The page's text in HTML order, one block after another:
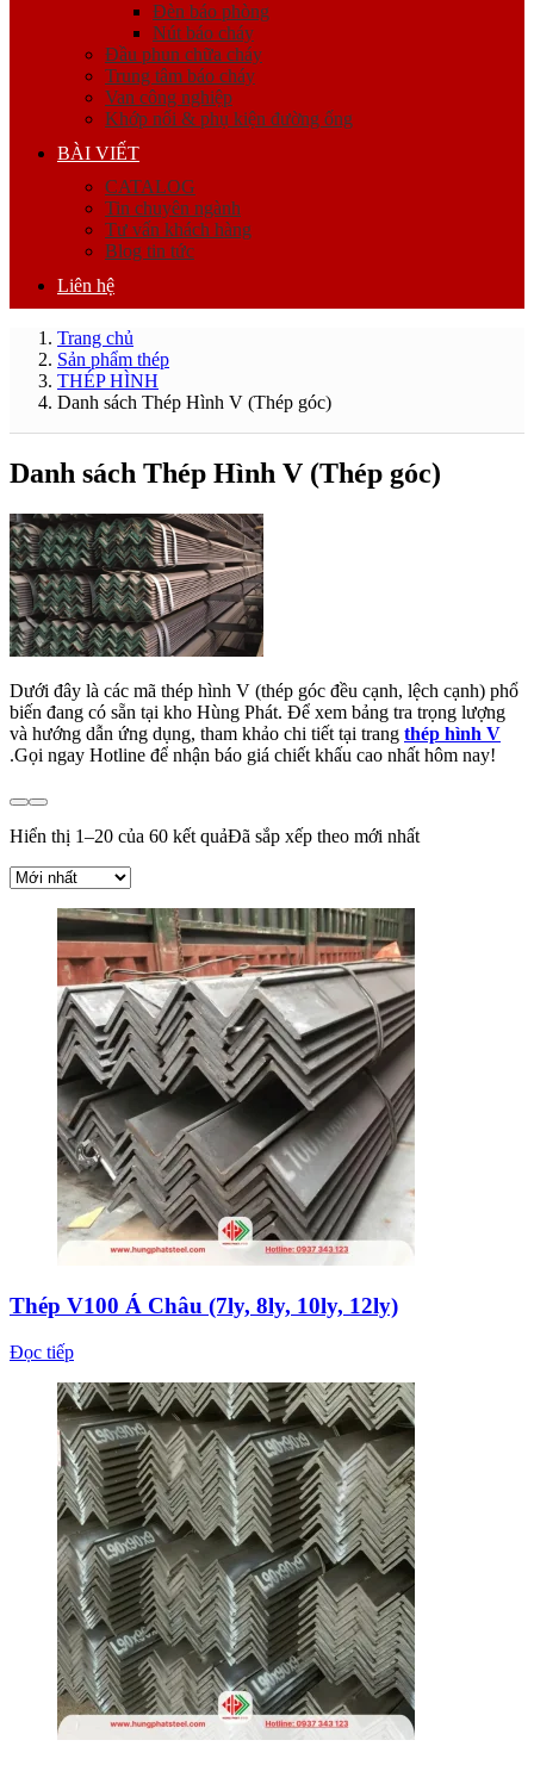
Đèn báo phòng
Nút báo cháy
Đầu phun chữa cháy
Trung tâm báo cháy
Van công nghiệp
Khớp nối & phụ kiện đường ống
BÀI VIẾT
CATALOG
Tin chuyên ngành
Tư vấn khách hàng
Blog tin tức
Liên hệ
Trang chủ
Sản phẩm thép
THÉP HÌNH
Danh sách Thép Hình V (Thép góc)
Danh sách Thép Hình V (Thép góc)
Dưới đây là các mã thép hình V (thép góc đều cạnh, lệch cạnh) phổ
biến đang có sẵn tại kho Hùng Phát. Để xem bảng tra trọng lượng
và hướng dẫn ứng dụng, tham khảo chi tiết tại trang thép hình V
.Gọi ngay Hotline để nhận báo giá chiết khấu cao nhất hôm nay!
Hiển thị 1–20 của 60 kết quảĐã sắp xếp theo mới nhất
Thép V100 Á Châu (7ly, 8ly, 10ly, 12ly)
Đọc tiếp